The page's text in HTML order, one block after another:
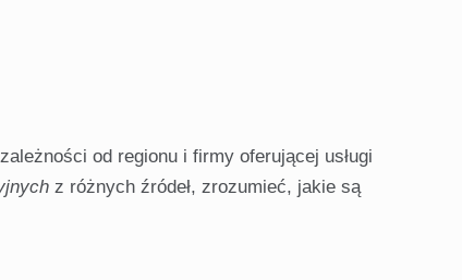
od regionu i firmy oferującej usługi
z różnych źródeł, zrozumieć, jakie są